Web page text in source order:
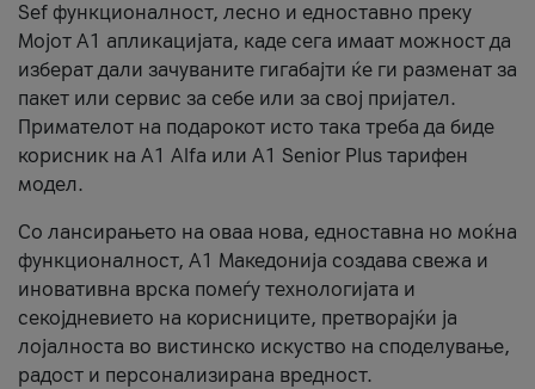
Sef функционалност, лесно и едноставно преку
Мојот А1 апликацијата, каде сега имаат можност да
изберат дали зачуваните гигабајти ќе ги разменат за
пакет или сервис за себе или за свој пријател.
Примателот на подарокот исто така треба да биде
корисник на А1 Alfa или A1 Senior Plus тарифен
модел.
Со лансирањето на оваа нова, едноставна но моќна
функционалност, А1 Македонија создава свежа и
иновативна врска помеѓу технологијата и
секојдневието на корисниците, претворајќи ја
лојалноста во вистинско искуство на споделување,
радост и персонализирана вредност.